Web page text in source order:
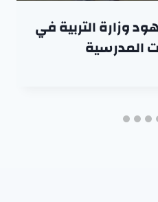
وزارة التربية في
المدرسية